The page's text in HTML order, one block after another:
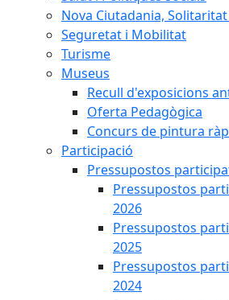
Nova Ciutadania,
Seguretat i Mobilitat
Turisme
Museus
Recull d'exposicions
Oferta Pedagògica
Concurs de pintura
Participació
Pressupostos
Pressupostos
2026
Pressupostos
2025
Pressupostos
2024